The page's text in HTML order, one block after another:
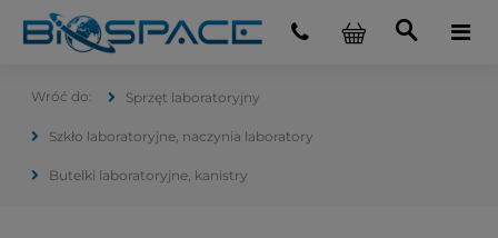
Sprzęt laboratoryjny
Szkło laboratoryjne, naczynia laboratory
Butelki laboratoryjne, kanistry